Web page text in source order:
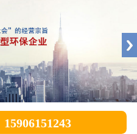
企业文化
联系我们
15906151243